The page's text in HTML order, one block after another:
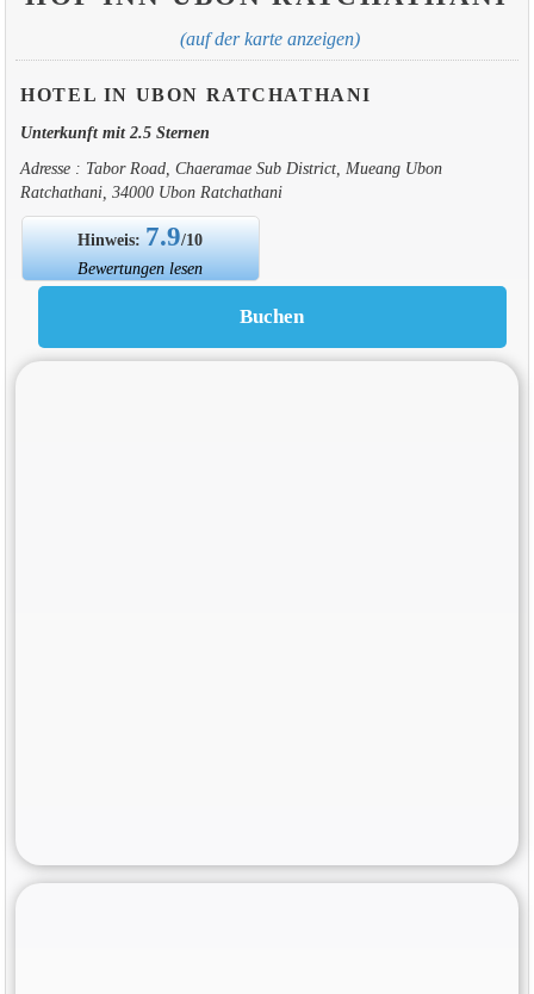
(auf der karte anzeigen)
HOTEL IN UBON RATCHATHANI
Unterkunft mit 2.5 Sternen
Adresse : Tabor Road, Chaeramae Sub District, Mueang Ubon
Ratchathani, 34000 Ubon Ratchathani
Hinweis: 7.9/10
Bewertungen lesen